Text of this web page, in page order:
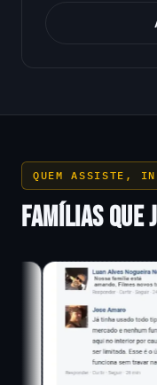
QUEM ASSISTE,
FAMÍLIAS QUE